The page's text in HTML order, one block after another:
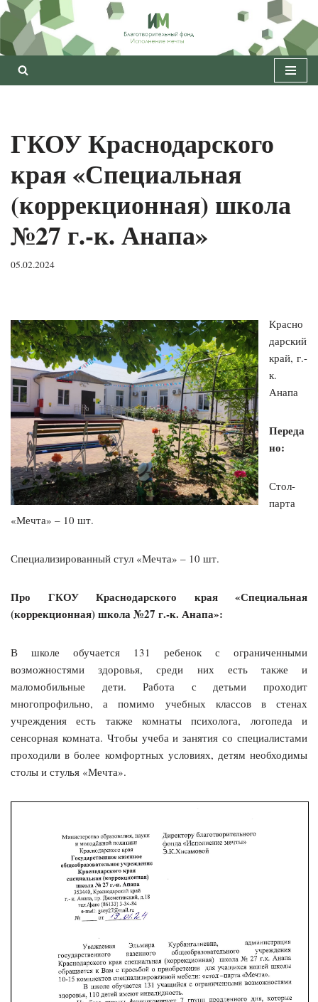
Перейти
к
содержимому
ГКОУ Краснодарского
края «Специальная
(коррекционная) школа
№27 г.-к. Анапа»
05.02.2024
Красно
дарский
край, г.-
к.
Анапа
Переда
но:
Стол-
парта
«Мечта» – 10 шт.
Специализированный стул «Мечта» – 10 шт.
Про ГКОУ Краснодарского края «Специальная
(коррекционная) школа №27 г.-к. Анапа»:
В школе обучается 131 ребенок с ограниченными
возможностями здоровья, среди них есть также и
маломобильные дети. Работа с детьми проходит
многопрофильно, а помимо учебных классов в стенах
учреждения есть также комнаты психолога, логопеда и
сенсорная комната. Чтобы учеба и занятия со специалистами
проходили в более комфортных условиях, детям необходимы
столы и стулья «Мечта».